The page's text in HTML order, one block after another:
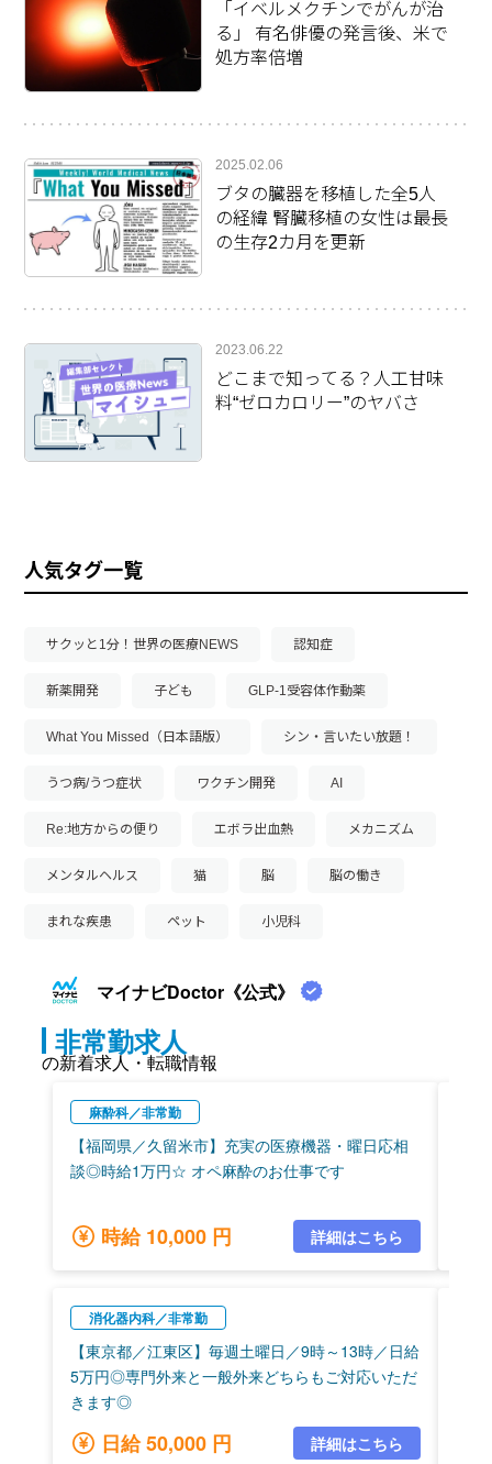
「イベルメクチンでがんが治
る」 有名俳優の発言後、米で
処方率倍増
2025.02.06
ブタの臓器を移植した全5人
の経緯 腎臓移植の女性は最長
の生存2カ月を更新
2023.06.22
どこまで知ってる？人工甘味
料“ゼロカロリー”のヤバさ
人気タグ一覧
サクッと1分！世界の医療NEWS 認知症
新薬開発 子ども GLP-1受容体作動薬
What You Missed（日本語版） シン・言いたい放題！
うつ病/うつ症状 ワクチン開発 AI
Re:地方からの便り エボラ出血熱 メカニズム
メンタルヘルス 猫 脳 脳の働き
まれな疾患 ペット 小児科